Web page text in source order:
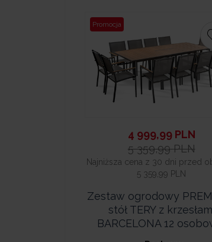
Promocja
4 999,99 PLN
5 359,99 PLN
Najniższa cena z 30 dni przed
5 359,99 PLN
Zestaw ogrodowy
stół TERY z
BARCELONA 12